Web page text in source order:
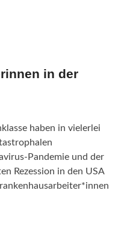
in der
haben in vielerlei
Pandemie und der
Rezession in den USA